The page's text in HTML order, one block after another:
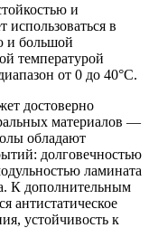
и
в
и большой
температурой
от 0 до 40°С.
достоверно
материалов —
обладают
долговечностью
ламината
К дополнительным
антистатическое
устойчивость к